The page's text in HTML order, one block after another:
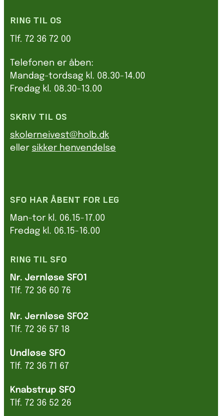
RING TIL OS
Tlf. 72 36 72 00
Telefonen er åben:
Mandag-tordsag kl. 08.30-14.00
Fredag kl. 08.30-13.00
SKRIV TIL OS
skolerneivest@holb.dk
eller sikker henvendelse
SFO HAR ÅBENT FOR LEG
Man-tor kl. 06.15-17.00
Fredag kl. 06.15-16.00
RING TIL SFO
Nr. Jernløse SFO1
Tlf. 72 36 60 76
Nr. Jernløse SFO2
Tlf. 72 36 57 18
Undløse SFO
Tlf. 72 36 71 67
Knabstrup SFO
Tlf. 72 36 52 26